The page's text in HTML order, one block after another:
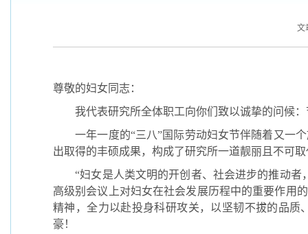
文
尊敬的妇女同志：
我代表研究所全体职工向你们致以诚挚的问候
一年一度的“三八”国际劳动妇女节伴随着又一
出取得的丰硕成果，构成了研究所一道靓丽且不可
“妇女是人类文明的开创者、社会进步的推动
高级别会议上对妇女在社会发展历程中的重要作用
精神，全力以赴投身科研攻关，以坚韧不拔的品质
豪！